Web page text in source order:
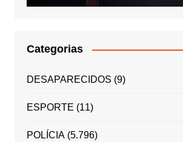
Categorias
DESAPARECIDOS (9)
ESPORTE (11)
POLÍCIA(5.796)